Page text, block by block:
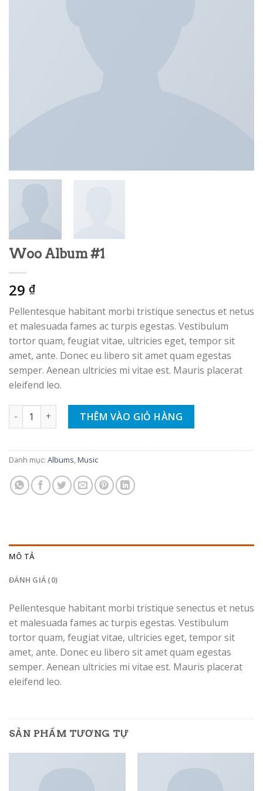
Woo Album #1
29 ₫
Pellentesque habitant morbi tristique senectus et netus
et malesuada fames ac turpis egestas. Vestibulum
tortor quam, feugiat vitae, ultricies eget, tempor sit
amet, ante. Donec eu libero sit amet quam egestas
semper. Aenean ultricies mi vitae est. Mauris placerat
eleifend leo.
Woo Album #1 số lượngTHÊM VÀO GIỎ HÀNG
Danh mục: Albums,Music
MÔ TẢ
ĐÁNH GIÁ (0)
Pellentesque habitant morbi tristique senectus et netus
et malesuada fames ac turpis egestas. Vestibulum
tortor quam, feugiat vitae, ultricies eget, tempor sit
amet, ante. Donec eu libero sit amet quam egestas
semper. Aenean ultricies mi vitae est. Mauris placerat
eleifend leo.
SẢN PHẨM TƯƠNG TỰ